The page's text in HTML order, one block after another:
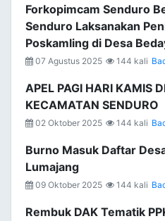
Forkopimcam Senduro
Senduro Laksanakan
Poskamling di Desa
07 Agustus 2025 144 kali
APEL PAGI HARI KAMIS
KECAMATAN SENDURO
02 Oktober 2025 144 kali
Burno Masuk Daftar
Lumajang
09 Oktober 2025 144 kali
Rembuk DAK Tematik